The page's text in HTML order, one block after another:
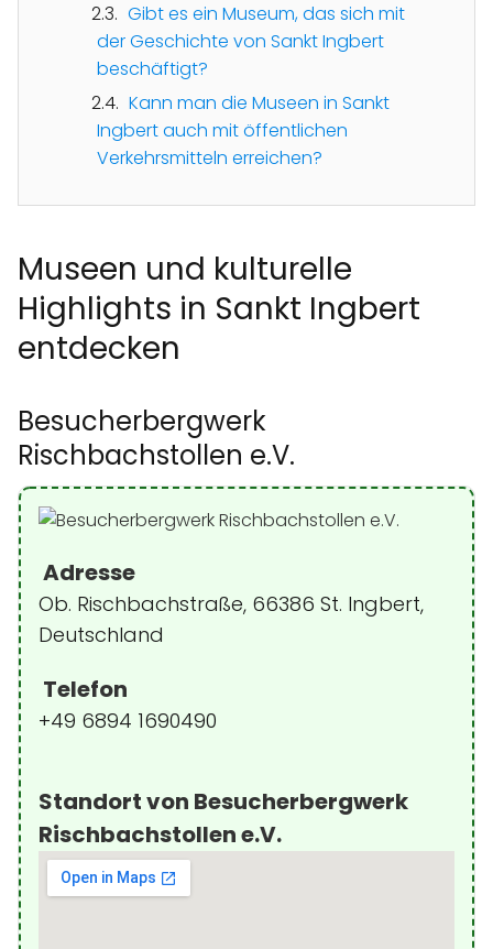
Gibt es ein Museum, das sich mit
der Geschichte von Sankt Ingbert
beschäftigt?
Kann man die Museen in Sankt
Ingbert auch mit öffentlichen
Verkehrsmitteln erreichen?
Museen und kulturelle
Highlights in Sankt Ingbert
entdecken
Besucherbergwerk
Rischbachstollen e.V.
Adresse
Ob. Rischbachstraße, 66386 St. Ingbert,
Deutschland
Telefon
+49 6894 1690490
Standort von Besucherbergwerk
Rischbachstollen e.V.